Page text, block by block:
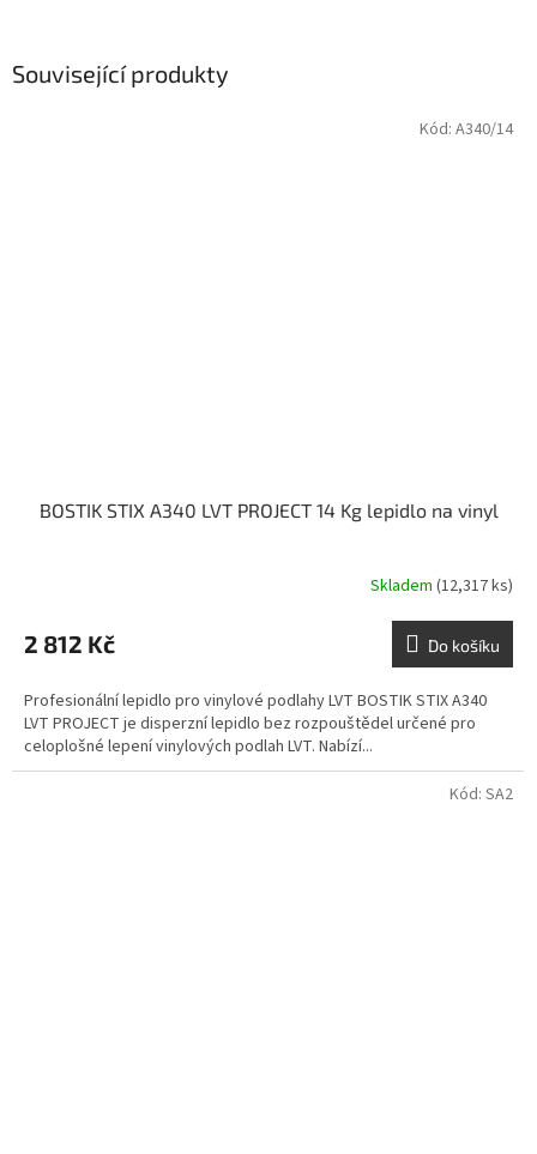
Související produkty
BOSTIK STIX A340 LVT PROJECT 14 Kg lepidlo na vinyl
Skladem (12,317 ks)
2 812 Kč Do košíku
Profesionální lepidlo pro vinylové podlahy LVT BOSTIK STIX A340
LVT PROJECT je disperzní lepidlo bez rozpouštědel určené pro
celoplošné lepení vinylových podlah LVT. Nabízí...
Kód: A340/14
Kód: SA2